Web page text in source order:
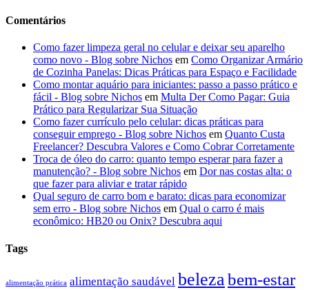
Comentários
Como fazer limpeza geral no celular e deixar seu aparelho
como novo - Blog sobre Nichos em Como Organizar Armário
de Cozinha Panelas: Dicas Práticas para Espaço e Facilidade
Como montar aquário para iniciantes: passo a passo prático e
fácil - Blog sobre Nichos em Multa Der Como Pagar: Guia
Prático para Regularizar Sua Situação
Como fazer currículo pelo celular: dicas práticas para
conseguir emprego - Blog sobre Nichos em Quanto Custa
Freelancer? Descubra Valores e Como Cobrar Corretamente
Troca de óleo do carro: quanto tempo esperar para fazer a
manutenção? - Blog sobre Nichos em Dor nas costas alta: o
que fazer para aliviar e tratar rápido
Qual seguro de carro bom e barato: dicas para economizar
sem erro - Blog sobre Nichos em Qual o carro é mais
econômico: HB20 ou Onix? Descubra aqui
Tags
alimentação prática alimentação saudável belezabem-estar